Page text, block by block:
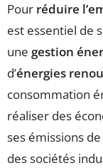
Pour réduire
est essentiel de
une gestion
d’énergies
consommation
réaliser des
ses émissions
des sociétés